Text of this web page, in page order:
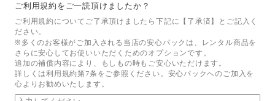
ご利用規約をご一読頂けましたか？
ご利用規約についてご了承頂けましたら下記に【了承済】とご記入く
ださい。
※多くのお客様がご加入される当店の安心パックは、レンタル商品を
さらに安心してお使いいただくためのオプションです。
追加の補償内容により、もしもの時もご安心いただけます。
詳しくは利用規約第7条をご参照ください。安心パックへのご加入を
心よりお勧めいたします。